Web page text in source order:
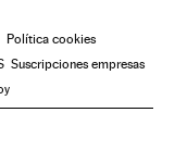
Política cookies
Suscripciones empresas